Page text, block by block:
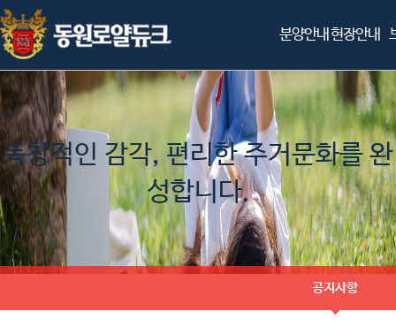
분양안내 현장안내
독창적인 감각, 편리한 주거문화를 완
성합니다.
공지사항